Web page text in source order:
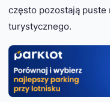
często pozostają
turystycznego.